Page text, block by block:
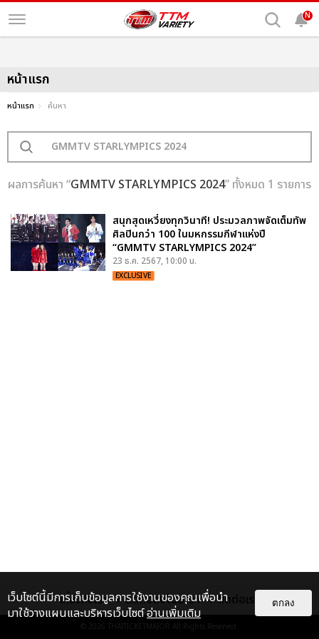
N
หน้าแรก
หน้าแรก ค้นหา
ผลการค้นหา “GMMTV STARLYMPICS 2024” ทั้งหมด 1 รายการ
สนุกสุดเหวี่ยงทุกวินาที! ประมวลภาพจัดเต็มทัพ
ศิลปินกว่า 100 ในมหกรรมกีฬาแห่งปี
“GMMTV STARLYMPICS 2024”
23 ธ.ค. 2567, 10:00 น.
EXCLUSIVE
เกี่ยวกับเรา ติดต่อลงโฆษณา ติดต่อเรา
© 2026 THAITICKETMAJOR All Rights Reserved.
เว็บไซต์นี้มีการเก็บข้อมูลการใช้งานของคุณเพื่อนำ
มาใช้วางแผนและบริหารเว็บไซต์อ่านเพิ่มเติม
ตกลง